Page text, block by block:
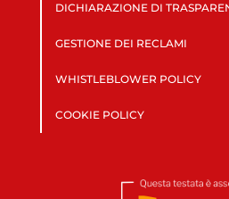
DICHIARAZIONE DI
GESTIONE DEI RECLAMI
WHISTLEBLOWER POLICY
COOKIE POLICY